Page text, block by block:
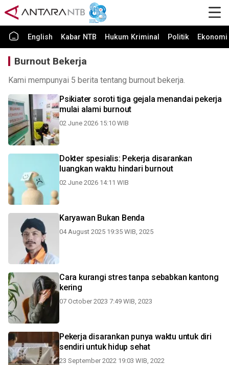
English Kabar NTB Hukum Kriminal Politik
Burnout Bekerja
Kami mempunyai 5 berita tentang burnout bekerja.
Psikiater soroti tiga gejala menandai pekerja
mulai alami burnout
02 June 2026 15:10 WIB
Dokter spesialis: Pekerja disarankan
luangkan waktu hindari burnout
02 June 2026 14:11 WIB
Karyawan Bukan Benda
04 August 2025 19:35 WIB, 2025
Cara kurangi stres tanpa sebabkan kantong
kering
07 October 2023 7:49 WIB, 2023
Pekerja disarankan punya waktu untuk diri
sendiri untuk hidup sehat
23 September 2022 19:03 WIB, 2022